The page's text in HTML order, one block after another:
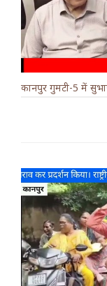
कानपुर गुमटी-5 में